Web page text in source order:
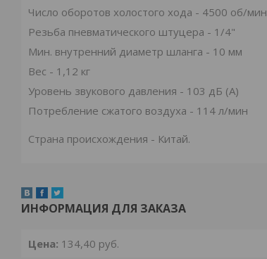
Число оборотов холостого хода - 4500 об/мин
Резьба пневматического штуцера - 1/4"
Мин. внутренний диаметр шланга - 10 мм
Вес - 1,12 кг
Уровень звукового давления - 103 дБ (А)
Потребление сжатого воздуха - 114 л/мин
Страна происхождения - Китай.
ИНФОРМАЦИЯ ДЛЯ ЗАКАЗА
Цена: 134,40 руб.